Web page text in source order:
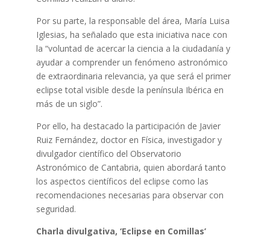
Por su parte, la responsable del área, María Luisa
Iglesias, ha señalado que esta iniciativa nace con
la “voluntad de acercar la ciencia a la ciudadanía y
ayudar a comprender un fenómeno astronómico
de extraordinaria relevancia, ya que será el primer
eclipse total visible desde la península Ibérica en
más de un siglo”.
Por ello, ha destacado la participación de Javier
Ruiz Fernández, doctor en Física, investigador y
divulgador científico del Observatorio
Astronómico de Cantabria, quien abordará tanto
los aspectos científicos del eclipse como las
recomendaciones necesarias para observar con
seguridad.
Charla divulgativa, ‘Eclipse en Comillas’